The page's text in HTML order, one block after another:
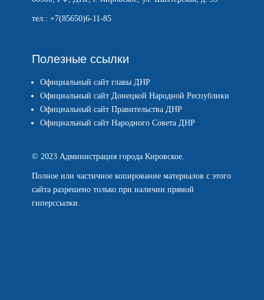
тел.: +7(85650)6-11-85
Полезные ссылки
Официальный сайт главы ДНР
Официальный сайт Донецкой Народной Республики
Официальный сайт Правительства ДНР
Официальный сайт Народного Совета ДНР
© 2023 Администрация города Кировское.
Полное или частичное копирование материалов с этого
сайта разрешено только при наличии прямой
гиперссылки.